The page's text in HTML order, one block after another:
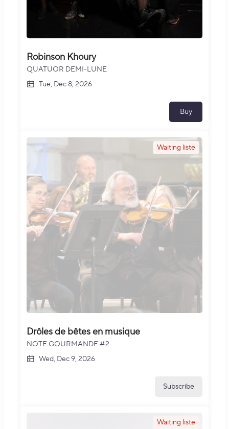
Robinson Khoury
QUATUOR DEMI-LUNE
Tue, Dec 8, 2026
Buy
Waiting liste
Drôles de bêtes en musique
NOTE GOURMANDE #2
Wed, Dec 9, 2026
Subscribe
Waiting liste